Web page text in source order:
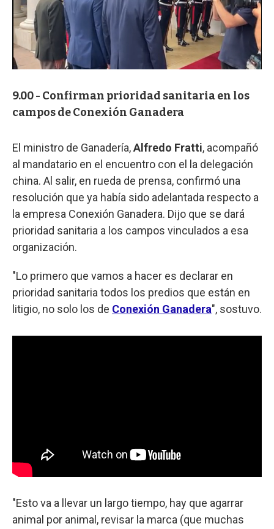
9.00 - Confirman prioridad sanitaria en los
campos de Conexión Ganadera
El ministro de Ganadería,Alfredo Fratti, acompañó
al mandatario en el encuentro con el la delegación
china. Al salir, en rueda de prensa, confirmó una
resolución que ya había sido adelantada respecto a
la empresa Conexión Ganadera. Dijo que se dará
prioridad sanitaria a los campos vinculados a esa
organización.
"Lo primero que vamos a hacer es declarar en
prioridad sanitaria todos los predios que están en
litigio, no solo los de Conexión Ganadera", sostuvo.
"Esto va a llevar un largo tiempo, hay que agarrar
animal por animal, revisar la marca (que muchas